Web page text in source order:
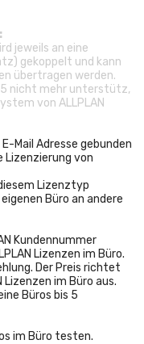
jeweils an eine
gekoppelt und kann
übertragen werden.
nicht mehr unterstütz,
von ALLPLAN
Mail Adresse gebunden
Lizenzierung von
Lizenztyp
Büro an andere
Kundennummer
Lizenzen im Büro.
Der Preis richtet
Lizenzen im Büro aus.
Büros bis 5
im Büro testen.